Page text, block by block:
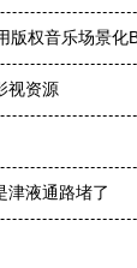
版权音乐场景化
视资源
津液通路堵了